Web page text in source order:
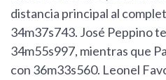
distancia principal al
34m37s743. José Peppino
34m55s997, mientras que
con 36m33s560. Leonel